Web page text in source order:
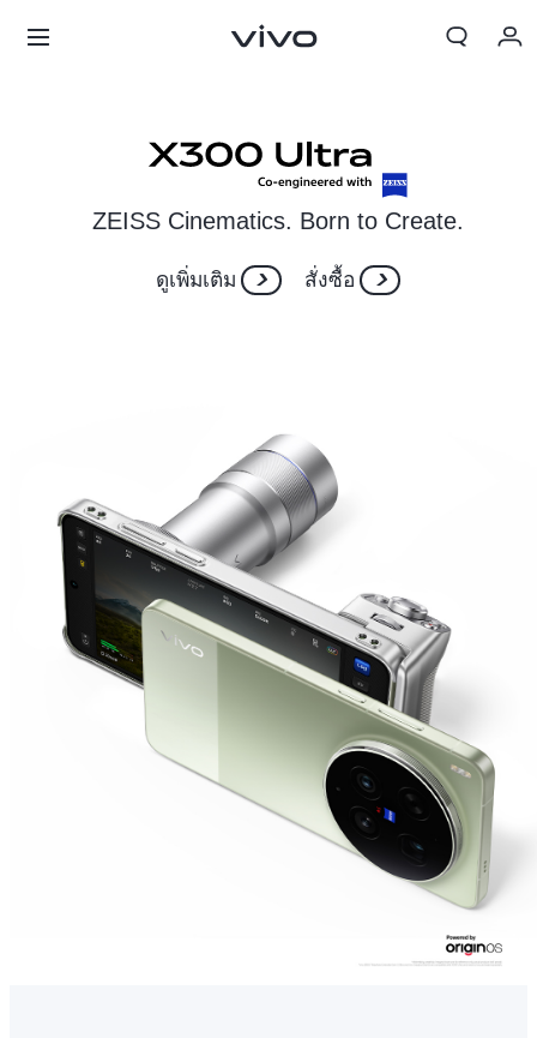
ประเทศไทย | เลือกประเทศ/ภูมิภาค
ลงชื่อเข้าใช้/ลงทะเบียน
ZEISS Cinematics. Born to Create.
ดูเพิ่มเติม สั่งซื้อ